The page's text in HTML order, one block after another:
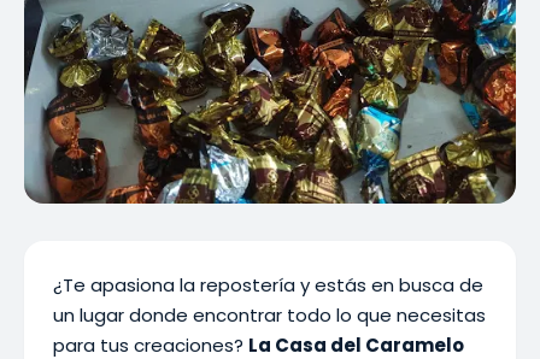
¿Te apasiona la repostería y estás en busca de
un lugar donde encontrar todo lo que necesitas
para tus creaciones? La Casa del Caramelo